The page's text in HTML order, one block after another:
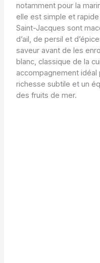
notamment pour la
elle est simple et
Saint-Jacques sont
d’ail, de persil et
saveur avant de les
blanc, classique de la
accompagnement idéal
richesse subtile et un
des fruits de mer.